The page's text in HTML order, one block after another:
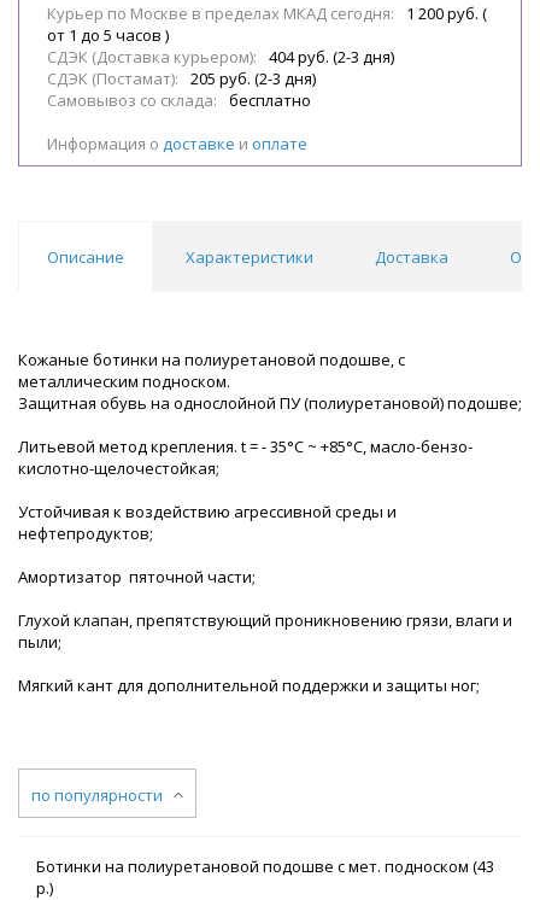
Курьер по Москве в пределах МКАД сегодня:
1 200 руб. (
от 1 до 5 часов )
СДЭК (Доставка курьером):
404 руб. (2-3 дня)
СДЭК (Постамат):
205 руб. (2-3 дня)
Самовывоз со склада:
бесплатно
Информация о доставке и оплате
Описание Характеристики Доставка
Кожаные ботинки на полиуретановой подошве, с
металлическим подноском.
Защитная обувь на однослойной ПУ (полиуретановой) подошве;
Литьевой метод крепления. t = - 35°С ~ +85°С, масло-бензо-
кислотно-щелочестойкая;
Устойчивая к воздействию агрессивной среды и
нефтепродуктов;
Амортизатор пяточной части;
Глухой клапан, препятствующий проникновению грязи, влаги и
пыли;
Мягкий кант для дополнительной поддержки и защиты ног;
по популярности
Ботинки на полиуретановой подошве с мет. подноском (43
р.)